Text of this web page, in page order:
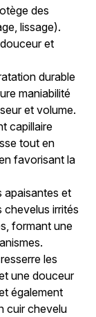
des
lissage).
et
durable
maniabilité
et volume.
capillaire
tout en
favorisant la
apaisantes et
chevelus irrités
formant une
les
une douceur
également
cuir chevelu